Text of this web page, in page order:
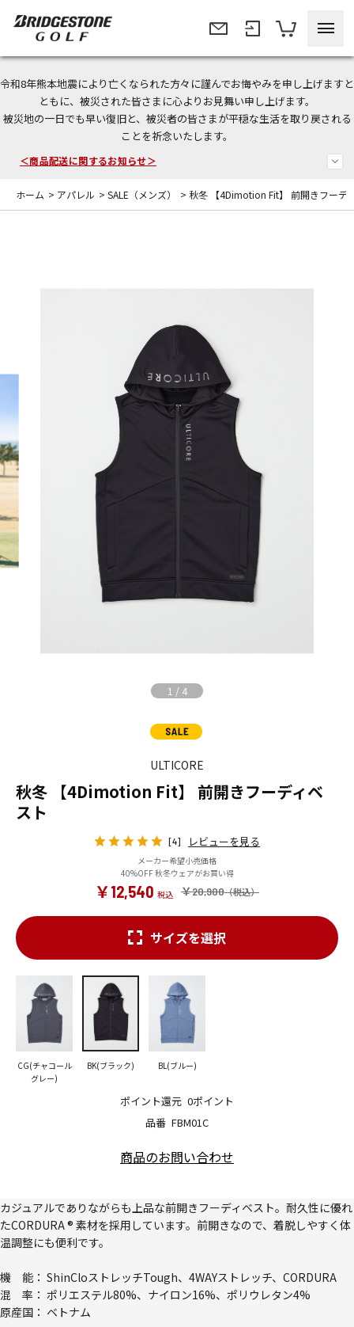
令和8年熊本地震により亡くなられた方々に謹んでお悔やみを申し上げますと
ともに、被災された皆さまに心よりお見舞い申し上げます。
被災地の一日でも早い復旧と、被災者の皆さまが平穏な生活を取り戻される
ことを祈念いたします。
今なら新規会員登録で1,000円OFFクーポンプレゼント！
＜商品配送に関するお知らせ＞
＜夏季休暇中のご注文・発送・お問い合わせ＞
ホーム > アパレル > SALE（メンズ） > 秋冬 【4Dimotion Fit】 前開きフーデ
1 / 4
ULTICORE
秋冬 【4Dimotion Fit】 前開きフーディベ
スト
[4] レビューを見る
メーカー希望小売価格
40%OFF 秋冬ウェアがお買い得
￥20,900
￥12,540
品番 FBM01C
ポイント還元 0ポイント
サイズを選択
CG(チャコール
グレー)
BK(ブラック) BL(ブルー)
商品のお問い合わせ
カジュアルでありながらも上品な前開きフーディベスト。耐久性に優れ
たCORDURA ® 素材を採用しています。前開きなので、着脱しやすく体
温調整にも便利です。
機 能： ShinCloストレッチTough、4WAYストレッチ、CORDURA
混 率： ポリエステル80%、ナイロン16%、ポリウレタン4%
原産国： ベトナム